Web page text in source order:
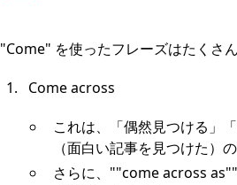
"Come" を使ったフレーズはたくさ
Come across
これは、「偶然見つける
（面白い記事を見つけた）
さらに、""come across